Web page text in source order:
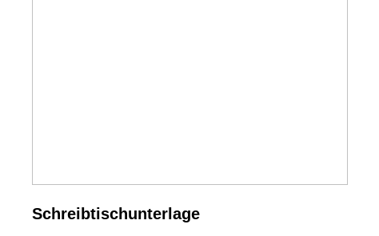
Schreibtischunterlage